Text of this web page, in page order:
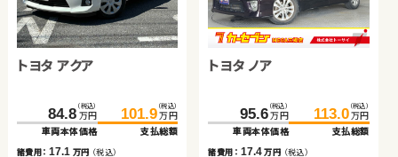
トヨタ アクア
84.8 （税込）
万円
車両本体価格
101.9 （税込）
万円
支払総額
諸費用：17.1 万円 （税込）
トヨタ ノア
95.6 （税込）
万円
車両本体価格
113.0 （税込）
万円
支払総額
諸費用： 17.4万円 （税込）
日産 セレナ
194.5 （税込）
万円
車両本体価格
209.9 （税込）
万円
支払総額
諸費用：15.4 万円 （税込）
スズキ アルト ＨＢ
41.6 （税込）
万円
車両本体価格
47.9 （税込）
万円
支払総額
諸費用： 6.3万円（税込）
スズキ ワゴンＲ
28.1 （税込）
万円
車両本体価格
35.7 （税込）
万円
支払総額
諸費用：7.6万円（税込）
日産 エクストレイル
65.0 （税込）
万円
車両本体価格
79.8 （税込）
万円
支払総額
諸費用： 14.8万円 （税込）
トヨタ ノア ハイブリッド
192.3 （税込）
万円
車両本体価格
202.6 （税込）
万円
支払総額
諸費用：10.3 万円 （税込）
日産 セレナ
114.9 （税込）
万円
車両本体価格
119.9 （税込）
万円
支払総額
諸費用： 5.0万円（税込）